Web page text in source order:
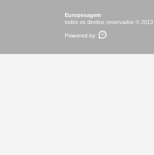
Europesagem
todos os direitos reservados © 2013